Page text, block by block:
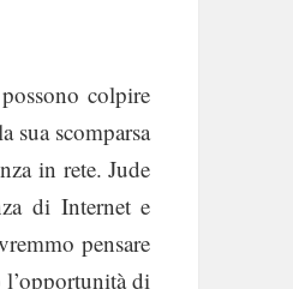
colpire
sua scomparsa
in rete. Jude
di Internet e
pensare
l’opportunità di